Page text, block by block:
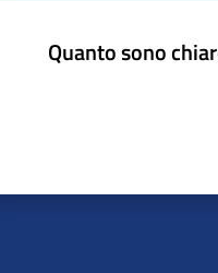
Quanto sono